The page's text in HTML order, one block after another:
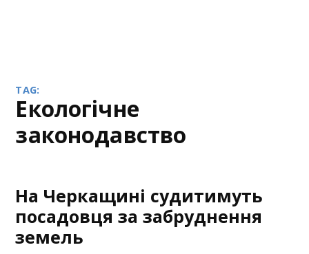
TAG:
екологічне
законодавство
На Черкащині судитимуть
посадовця за забруднення
земель